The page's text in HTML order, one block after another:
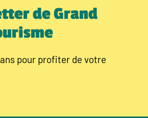
de Grand
pour profiter de votre